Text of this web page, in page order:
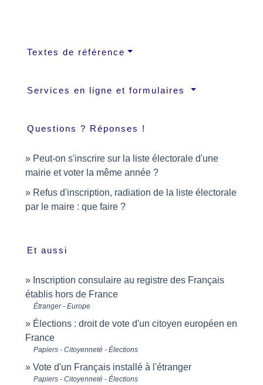
Textes de référence
Services en ligne et formulaires
Questions ? Réponses !
Peut-on s'inscrire sur la liste électorale d'une
mairie et voter la même année ?
Refus d'inscription, radiation de la liste électorale
par le maire : que faire ?
Et aussi
Inscription consulaire au registre des Français
établis hors de France
Étranger - Europe
Élections : droit de vote d'un citoyen européen en
France
Papiers - Citoyenneté - Élections
Vote d'un Français installé à l'étranger
Papiers - Citoyenneté - Élections